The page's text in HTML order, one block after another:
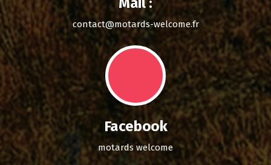
contact@motards-welcome.fr
Facebook
motards welcome